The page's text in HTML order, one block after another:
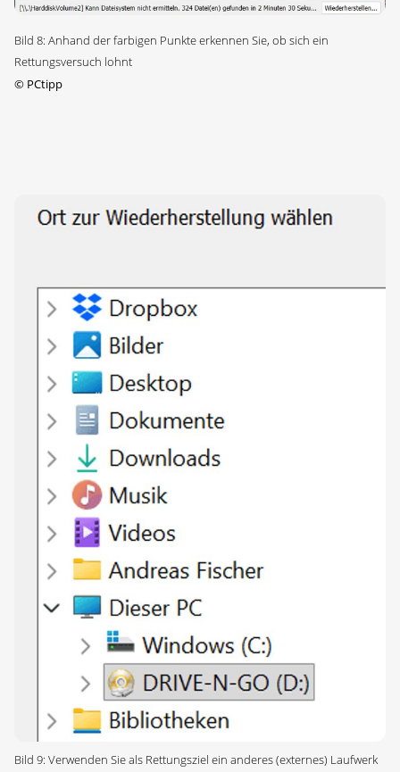
Bild 8: Anhand der farbigen Punkte erkennen Sie, ob sich ein
Rettungsversuch lohnt
© PCtipp
Bild 9: Verwenden Sie als Rettungsziel ein anderes (externes) Laufwerk